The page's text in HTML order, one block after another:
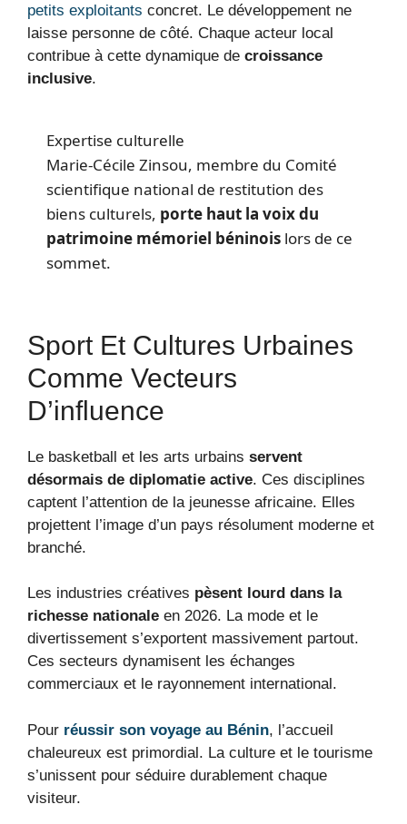
petits exploitants concret. Le développement ne
laisse personne de côté. Chaque acteur local
contribue à cette dynamique de croissance
inclusive.
Expertise culturelle
Marie-Cécile Zinsou, membre du Comité
scientifique national de restitution des
biens culturels, porte haut la voix du
patrimoine mémoriel béninois lors de ce
sommet.
Sport Et Cultures Urbaines
Comme Vecteurs
D’influence
Le basketball et les arts urbains servent
désormais de diplomatie active. Ces disciplines
captent l’attention de la jeunesse africaine. Elles
projettent l’image d’un pays résolument moderne et
branché.
Les industries créatives pèsent lourd dans la
richesse nationale en 2026. La mode et le
divertissement s’exportent massivement partout.
Ces secteurs dynamisent les échanges
commerciaux et le rayonnement international.
Pour réussir son voyage au Bénin, l’accueil
chaleureux est primordial. La culture et le tourisme
s’unissent pour séduire durablement chaque
visiteur.